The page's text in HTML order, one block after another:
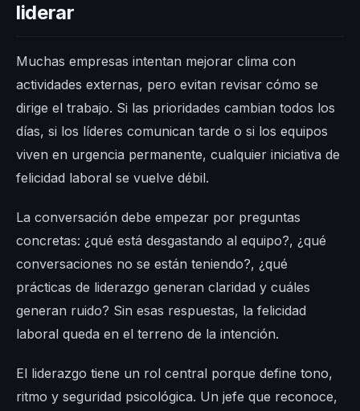
liderar
Muchas empresas intentan mejorar clima con
actividades externas, pero evitan revisar cómo se
dirige el trabajo. Si las prioridades cambian todos los
días, si los líderes comunican tarde o si los equipos
viven en urgencia permanente, cualquier iniciativa de
felicidad laboral se vuelve débil.
La conversación debe empezar por preguntas
concretas: ¿qué está desgastando al equipo?, ¿qué
conversaciones no se están teniendo?, ¿qué
prácticas de liderazgo generan claridad y cuáles
generan ruido? Sin esas respuestas, la felicidad
laboral queda en el terreno de la intención.
El liderazgo tiene un rol central porque define tono,
ritmo y seguridad psicológica. Un jefe que reconoce,